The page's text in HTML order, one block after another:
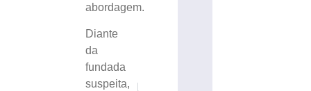
abordagem.
Diante
da
fundada
suspeita,